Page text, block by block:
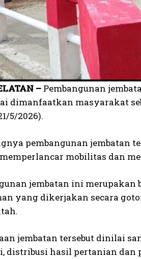
– Pembangunan
dimanfaatkan masyarakat
5/2026).
pembangunan jembatan
mobilitas dan
jembatan ini
yang dikerjakan secara
jembatan tersebut dinilai
distribusi hasil pertanian dan